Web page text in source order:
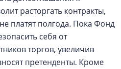
расторгать контракты,
платят полгода. Пока Фонд
себя от
торгов, увеличив
претенденты. Кроме